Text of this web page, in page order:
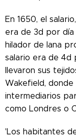
En 1650, el
era de 3d por día
hilador de lana
salario era de 4d
llevaron sus
Wakefield,
intermediarios
como Londres o
'Los habitantes